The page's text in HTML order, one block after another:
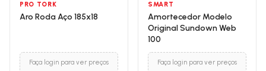
PRO TORK
Aro Roda Aço 185x18
Faça login para ver preços
SMART
Amortecedor Modelo
Original Sundown Web
100
Faça login para ver preços